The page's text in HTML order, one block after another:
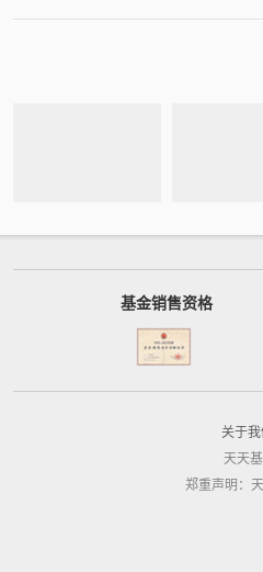
基金销售资格
关于我
天天
郑重声明：